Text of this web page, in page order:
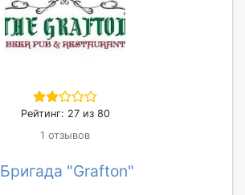
Рейтинг: 27 из 80
1 отзывов
Бригада "Grafton"